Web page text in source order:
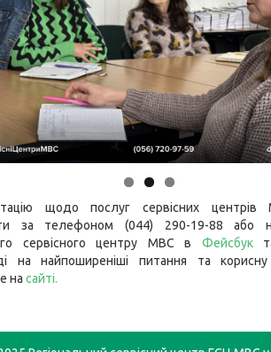
щодо послуг сервісних
за телефоном (044) 290-19-88 або
сервісного центру МВС в Фейсбук
на найпоширеніші питання та
на сайті.